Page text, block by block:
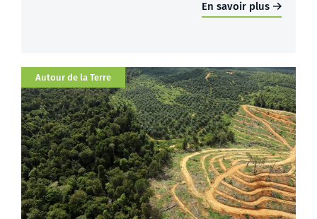
En savoir plus
Catégorie
Autour de la Terre